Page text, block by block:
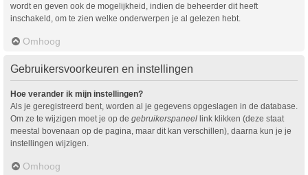
wordt en geven ook de mogelijkheid, indien de beheerder dit heeft
inschakeld, om te zien welke onderwerpen je al gelezen hebt.
Omhoog
Gebruikersvoorkeuren en instellingen
Hoe verander ik mijn instellingen?
Als je geregistreerd bent, worden al je gegevens opgeslagen in de database.
Om ze te wijzigen moet je op de gebruikerspaneel link klikken (deze staat
meestal bovenaan op de pagina, maar dit kan verschillen), daarna kun je je
instellingen wijzigen.
Omhoog